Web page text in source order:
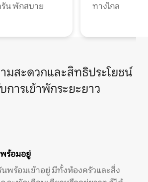
น พักสบาย
ทางไกล
มสะดวกและสิทธิประโยชน์
การเข้าพักระยะยาว
ร้อมอยู่
นพร้อมเข้าอยู่ มีทั้งห้องครัวและสิ่ง